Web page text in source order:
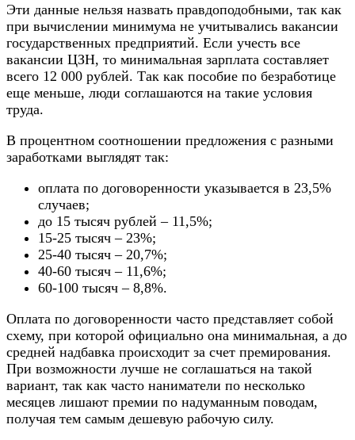
Эти данные нельзя назвать правдоподобными, так как
при вычислении минимума не учитывались вакансии
государственных предприятий. Если учесть все
вакансии ЦЗН, то минимальная зарплата составляет
всего 12 000 рублей. Так как пособие по безработице
еще меньше, люди соглашаются на такие условия
труда.
В процентном соотношении предложения с разными
заработками выглядят так:
оплата по договоренности указывается в 23,5%
случаев;
до 15 тысяч рублей – 11,5%;
15-25 тысяч – 23%;
25-40 тысяч – 20,7%;
40-60 тысяч – 11,6%;
60-100 тысяч – 8,8%.
Оплата по договоренности часто представляет собой
схему, при которой официально она минимальная, а до
средней надбавка происходит за счет премирования.
При возможности лучше не соглашаться на такой
вариант, так как часто наниматели по несколько
месяцев лишают премии по надуманным поводам,
получая тем самым дешевую рабочую силу.